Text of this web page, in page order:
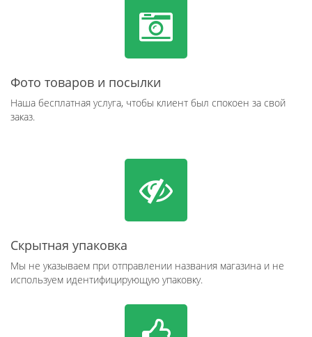
Фото товаров и посылки
Наша бесплатная услуга, чтобы клиент был спокоен за свой
заказ.
Скрытная упаковка
Мы не указываем при отправлении названия магазина и не
используем идентифицирующую упаковку.